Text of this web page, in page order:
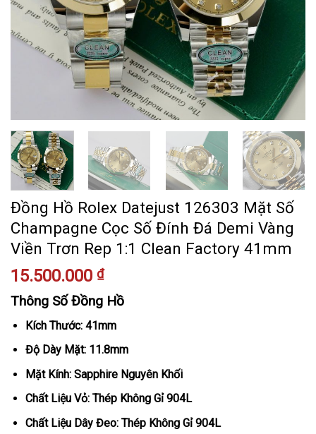
Đồng Hồ Rolex Datejust 126303 Mặt Số
Champagne Cọc Số Đính Đá Demi Vàng
Viền Trơn Rep 1:1 Clean Factory 41mm
15.500.000 ₫
Thông Số Đồng Hồ
Kích Thước: 41mm
Độ Dày Mặt: 11.8mm
Mặt Kính: Sapphire Nguyên Khối
Chất Liệu Vỏ: Thép Không Gỉ 904L
Chất Liệu Dây Đeo: Thép Không Gỉ 904L